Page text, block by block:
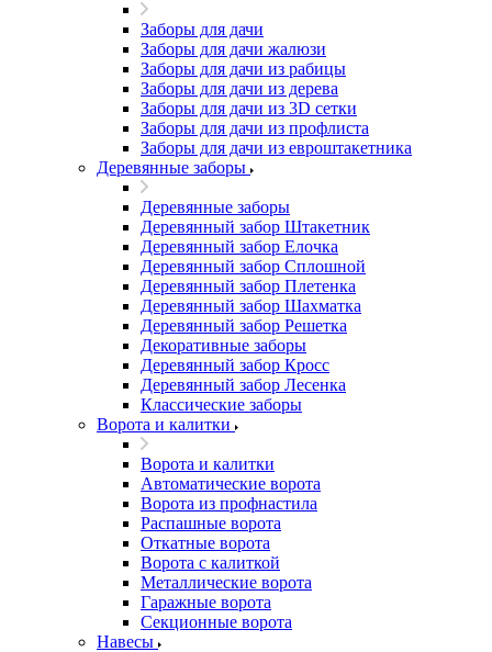
Заборы для дачи
Заборы для дачи жалюзи
Заборы для дачи из рабицы
Заборы для дачи из дерева
Заборы для дачи из 3D сетки
Заборы для дачи из профлиста
Заборы для дачи из евроштакетника
Деревянные заборы
Деревянные заборы
Деревянный забор Штакетник
Деревянный забор Елочка
Деревянный забор Сплошной
Деревянный забор Плетенка
Деревянный забор Шахматка
Деревянный забор Решетка
Декоративные заборы
Деревянный забор Кросс
Деревянный забор Лесенка
Классические заборы
Ворота и калитки
Ворота и калитки
Автоматические ворота
Ворота из профнастила
Распашные ворота
Откатные ворота
Ворота с калиткой
Металлические ворота
Гаражные ворота
Секционные ворота
Навесы